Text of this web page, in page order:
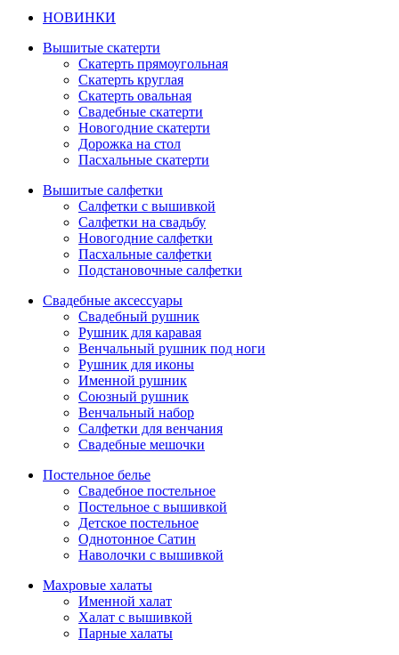
НОВИНКИ
Вышитые скатерти
Скатерть прямоугольная
Скатерть круглая
Скатерть овальная
Свадебные скатерти
Новогодние скатерти
Дорожка на стол
Пасхальные скатерти
Вышитые салфетки
Салфетки с вышивкой
Салфетки на свадьбу
Новогодние салфетки
Пасхальные салфетки
Подстановочные салфетки
Свадебные аксессуары
Свадебный рушник
Рушник для каравая
Венчальный рушник под ноги
Рушник для иконы
Именной рушник
Союзный рушник
Венчальный набор
Салфетки для венчания
Свадебные мешочки
Постельное белье
Свадебное постельное
Постельное с вышивкой
Детское постельное
Однотонное Сатин
Наволочки с вышивкой
Махровые халаты
Именной халат
Халат с вышивкой
Парные халаты